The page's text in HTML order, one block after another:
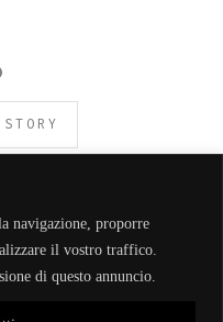
navigazione, proporre
il vostro traffico.
di questo annuncio.